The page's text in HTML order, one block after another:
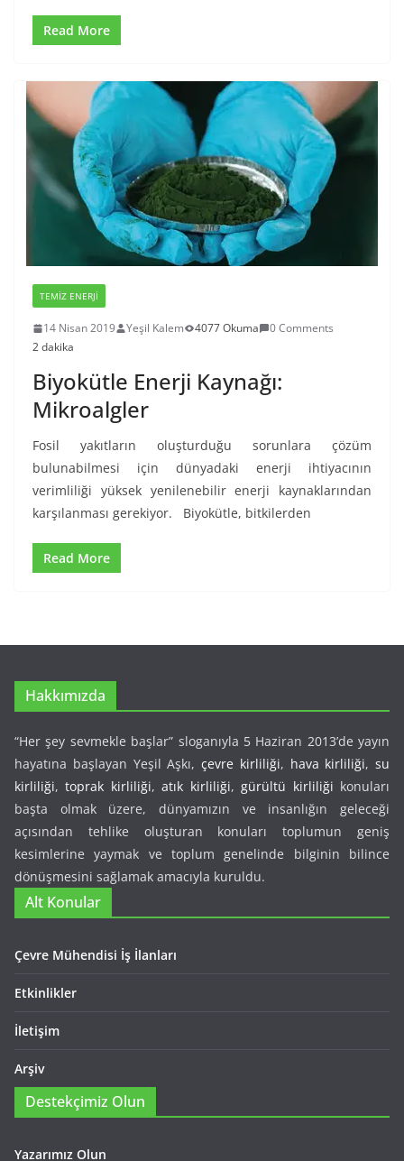
Read More
TEMIZ ENERJI
14 Nisan 2019 Yeşil Kalem 4077 Okuma
0 Comments
2 dakika
Biyokütle Enerji Kaynağı:
Mikroalgler
Fosil yakıtların oluşturduğu sorunlara çözüm
bulunabilmesi için dünyadaki enerji ihtiyacının
verimliliği yüksek yenilenebilir enerji kaynaklarından
karşılanması gerekiyor. Biyokütle, bitkilerden
Read More
Hakkımızda
“Her şey sevmekle başlar” sloganıyla 5 Haziran 2013’de yayın
hayatına başlayan Yeşil Aşkı, çevre kirliliği, hava kirliliği, su
kirliliği,toprak kirliliği,atık kirliliği,gürültü kirliliği konuları
başta olmak üzere, dünyamızın ve insanlığın geleceği
açısından tehlike oluşturan konuları toplumun geniş
kesimlerine yaymak ve toplum genelinde bilginin bilince
dönüşmesini sağlamak amacıyla kuruldu.
Alt Konular
Çevre Mühendisi İş İlanları
Etkinlikler
İletişim
Arşiv
Destekçimiz Olun
Yazarımız Olun